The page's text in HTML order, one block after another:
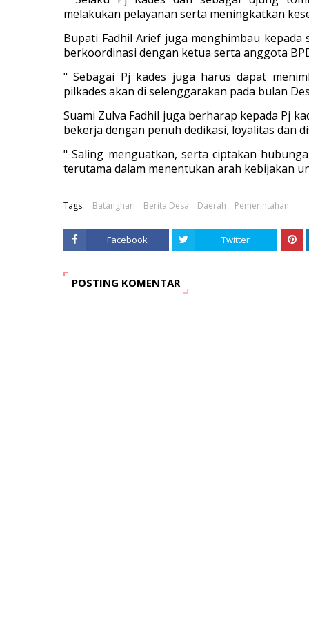
melakukan pelayanan serta meningkatkan
Bupati Fadhil Arief juga menghimbau
berkoordinasi dengan ketua serta anggota
" Sebagai Pj kades juga harus dapat
pilkades akan di selenggarakan pada bulan
Suami Zulva Fadhil juga berharap kepada Pj
bekerja dengan penuh dedikasi, loyalitas dan
" Saling menguatkan, serta ciptakan
terutama dalam menentukan arah kebijakan
Tags: Batanghari Berita Desa Daerah Pemerintahan
Facebook Twitter
POSTING KOMENTAR